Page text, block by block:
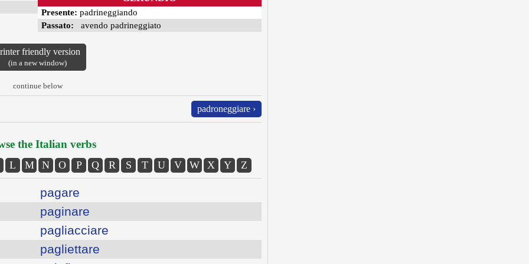
Presente: padrineggiando
Passato: avendo padrineggiato
friendly version
(in a new window)
continue below
padroneggiare ›
the Italian verbs
L M N O P Q R S T U V W X Y Z
pagare
paginare
pagliacciare
pagliettare